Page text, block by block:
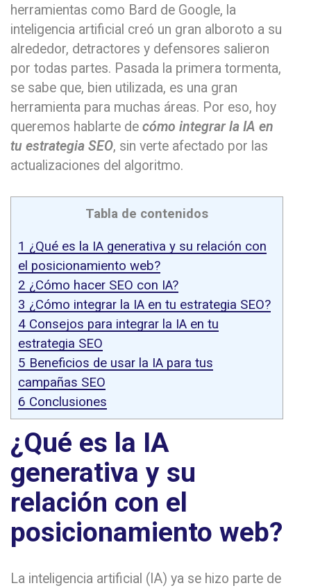
herramientas como Bard de Google, la
inteligencia artificial creó un gran alboroto a su
alrededor, detractores y defensores salieron
por todas partes. Pasada la primera tormenta,
se sabe que, bien utilizada, es una gran
herramienta para muchas áreas. Por eso, hoy
queremos hablarte de cómo integrar la IA en
tu estrategia SEO, sin verte afectado por las
actualizaciones del algoritmo.
Tabla de contenidos
1 ¿Qué es la IA generativa y su relación con
el posicionamiento web?
2 ¿Cómo hacer SEO con IA?
3 ¿Cómo integrar la IA en tu estrategia SEO?
4 Consejos para integrar la IA en tu
estrategia SEO
5 Beneficios de usar la IA para tus
campañas SEO
6 Conclusiones
¿Qué es la IA
generativa y su
relación con el
posicionamiento web?
La inteligencia artificial (IA) ya se hizo parte de